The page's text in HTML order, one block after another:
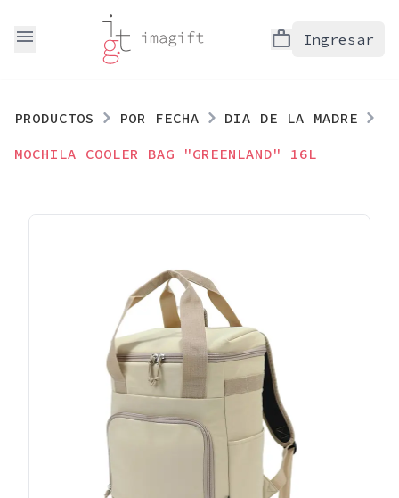
menu work Ingresar
PRODUCTOS POR FECHA
DIA DE LA MADRE
MOCHILA COOLER BAG "GREENLAND" 16L